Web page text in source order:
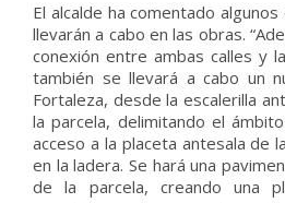
El alcalde ha comentado
llevarán a cabo en las obras.
conexión entre ambas calles y
también se llevará a cabo un
Fortaleza, desde la escalerilla
la parcela, delimitando el
acceso a la placeta antesala de
en la ladera. Se hará una
de la parcela, creando una